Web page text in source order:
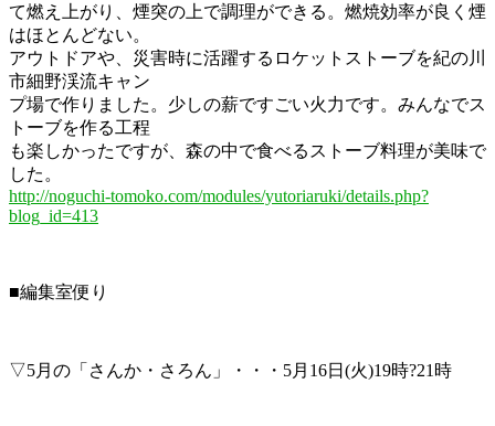
て燃え上がり、煙突の上で調理ができる。燃焼効率が良く煙
はほとんどない。
アウトドアや、災害時に活躍するロケットストーブを紀の川
市細野渓流キャン
プ場で作りました。少しの薪ですごい火力です。みんなでス
トーブを作る工程
も楽しかったですが、森の中で食べるストーブ料理が美味で
した。
http://noguchi-tomoko.com/modules/yutoriaruki/details.php?
blog_id=413
■編集室便り
▽5月の「さんか・さろん」・・・5月16日(火)19時?21時